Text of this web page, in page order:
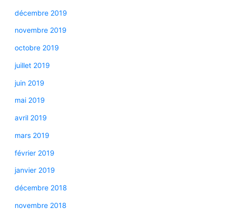
décembre 2019
novembre 2019
octobre 2019
juillet 2019
juin 2019
mai 2019
avril 2019
mars 2019
février 2019
janvier 2019
décembre 2018
novembre 2018